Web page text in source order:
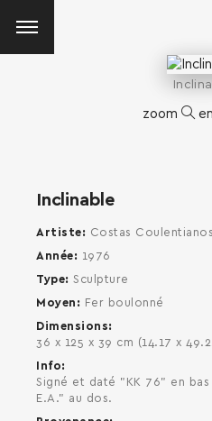
zoom
Inclinable
Artiste
Costas Coulentianos
Année
1976
Type
Sculpture
Moyen
Fer boulonné
Dimensions
36 x 125 x 39 cm (14.17 x
Info
Signé et daté "KK 76" en
E.A." au dos.